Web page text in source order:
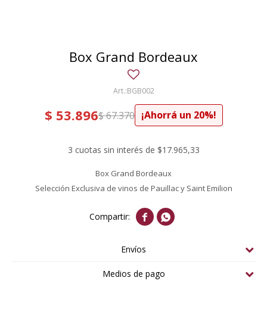
Box Grand Bordeaux
BGB002
$ 53.896$67.370 20
3 cuotas sin interés de $17.965,33
Box Grand Bordeaux
Selección Exclusiva de vinos de Pauillac y Saint Emilion
 
Envíos
Medios de pago